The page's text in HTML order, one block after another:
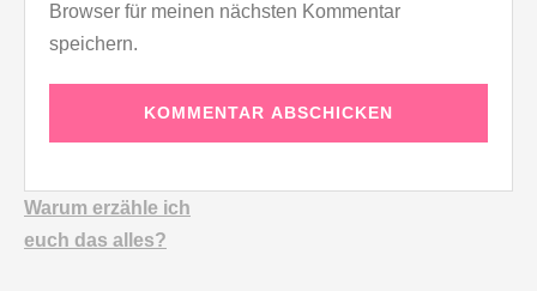
Browser für meinen nächsten Kommentar
speichern.
Warum erzähle ich
euch das alles?